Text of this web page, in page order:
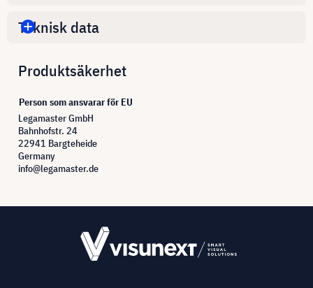
Teknisk data
Produktsäkerhet
Person som ansvarar för EU
Legamaster GmbH
Bahnhofstr. 24
22941 Bargteheide
Germany
info@legamaster.de